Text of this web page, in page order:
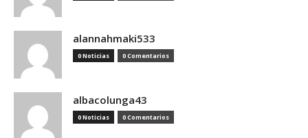
alannahmaki533
0 Noticias 0 Comentarios
albacolunga43
0 Noticias 0 Comentarios